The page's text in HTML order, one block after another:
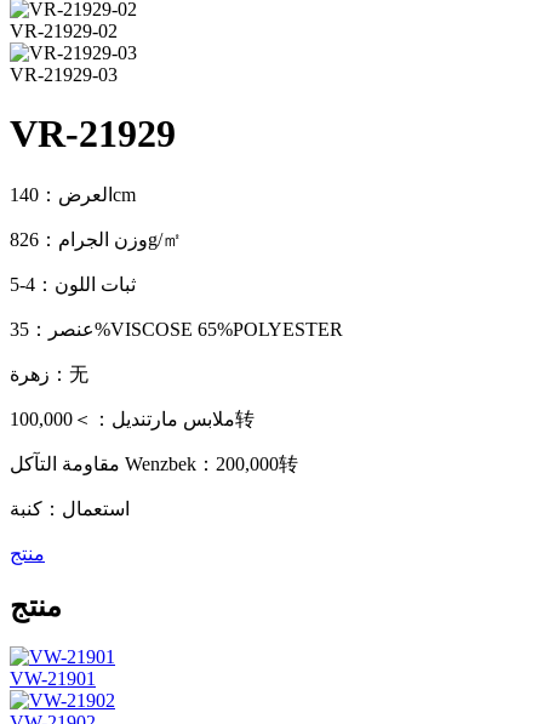
VR-21929-02
VR-21929-03
VR-21929
العرض：140cm
وزن الجرام：826g/㎡
ثبات اللون：4-5
عنصر：35%VISCOSE 65%POLYESTER
زهرة：无
ملابس مارتنديل：＞100,000转
مقاومة التآكل Wenzbek：200,000转
استعمال：كنبة
منتج
منتج
VW-21901